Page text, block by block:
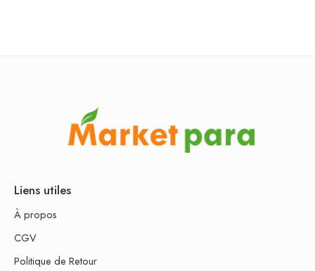
Liens utiles
À propos
CGV
Politique de Retour